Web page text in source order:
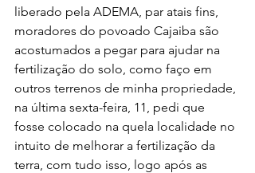
liberado pela ADEMA, par atais fins,
moradores do povoado Cajaiba são
acostumados a pegar para ajudar na
fertilização do solo, como faço em
outros terrenos de minha propriedade,
na última sexta-feira, 11, pedi que
fosse colocado na quela localidade no
intuito de melhorar a fertilização da
terra, com tudo isso, logo após as